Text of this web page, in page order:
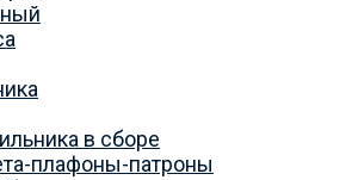
в сборе
плафоны-патроны